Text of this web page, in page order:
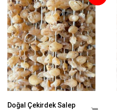
Doğal Çekirdek Salep